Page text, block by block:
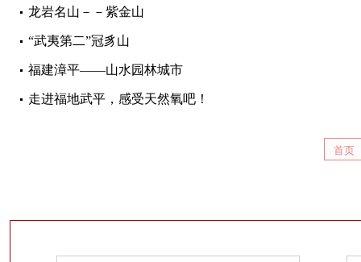
龙岩名山－－紫金山
“武夷第二”冠豸山
福建漳平——山水园林城市
​走进福地武平，感受天然氧吧！
首页